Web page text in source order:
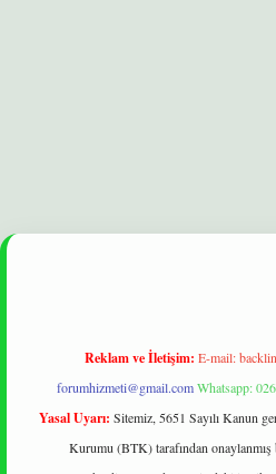
Reklam ve İletişim: E-mail:
forumhizmeti@gmail.comWhatsapp:
Yasal Uyarı: Sitemiz, 5651 Sayılı Kanun
Kurumu (BTK) tarafından onaylanmış